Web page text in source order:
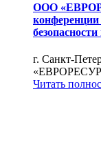
ООО
конференции
г. Санкт-
Читать